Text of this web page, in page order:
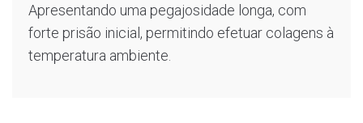
Apresentando uma pegajosidade longa, com
forte prisão inicial, permitindo efetuar colagens à
temperatura ambiente.